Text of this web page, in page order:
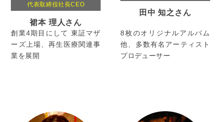
代表取締役社長CEO
裙本 理人さん
創業4期目にして 東証マザ
ーズ上場、再生医療関連事
業を展開
田中 知之さん
8枚のオリジナルアルバム
他、多数有名アーティスト
プロデューサー